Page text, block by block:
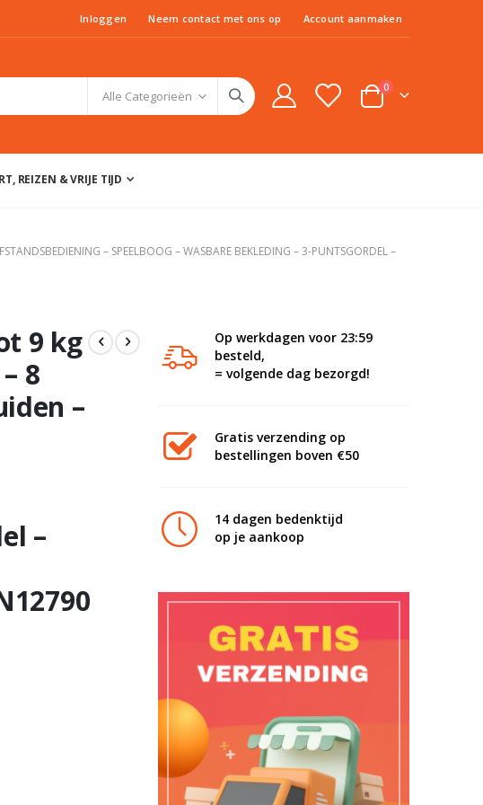
Inloggen Neem contact met ons op Account aanmaken
Cart
0producten
REIZEN & VRIJE TIJD
– SPEELBOOG – WASBARE BEKLEDING – 3-PUNTSGORDEL –
9 kg
8
–
–
Op werkdagen voor 23:59
besteld,
= volgende dag bezorgd!
Gratis verzending op
bestellingen boven €50
14 dagen bedenktijd
op je aankoop